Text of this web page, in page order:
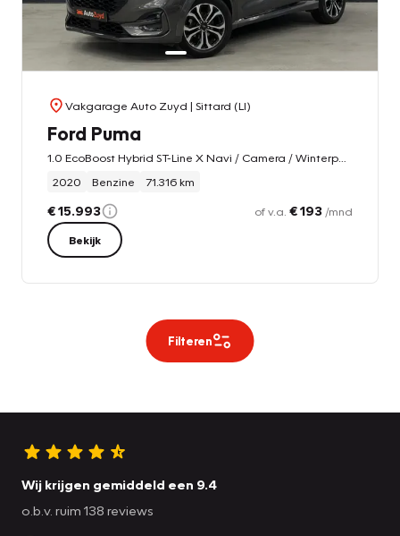
Vakgarage Auto Zuyd | Sittard (LI)
Ford Puma
2020
Benzine 71.316 km
€ 15.993 of v.a. € 193 /mnd
Bekijk
Filteren
Wij krijgen gemiddeld een 9.4
o.b.v. ruim 138 reviews